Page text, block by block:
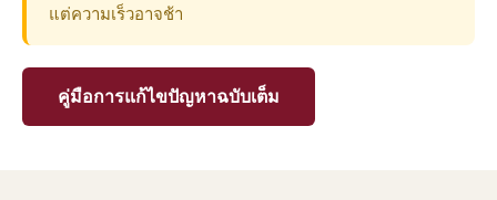
แต่ความเร็วอาจช้า
คู่มือการแก้ไขปัญหาฉบับเต็ม